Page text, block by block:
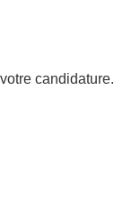
candidature.